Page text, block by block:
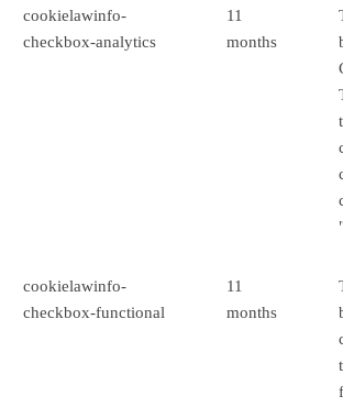
cookielawinfo-
checkbox-analytics
11
months
cookielawinfo-
checkbox-functional
11
months